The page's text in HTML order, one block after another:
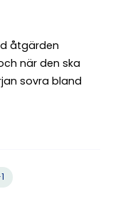
åtgärden
när den ska
sovra bland